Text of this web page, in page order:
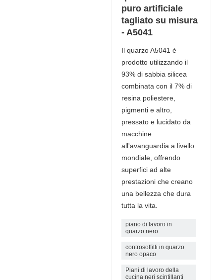
puro artificiale
tagliato su misura
- A5041
Il quarzo A5041 è
prodotto utilizzando il
93% di sabbia silicea
combinata con il 7% di
resina poliestere,
pigmenti e altro,
pressato e lucidato da
macchine
all'avanguardia a livello
mondiale, offrendo
superfici ad alte
prestazioni che creano
una bellezza che dura
tutta la vita.
piano di lavoro in
quarzo nero
controsoffitti in quarzo
nero opaco
Piani di lavoro della
cucina neri scintillanti